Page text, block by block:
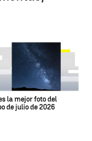
la mejor foto del
de julio de 2026